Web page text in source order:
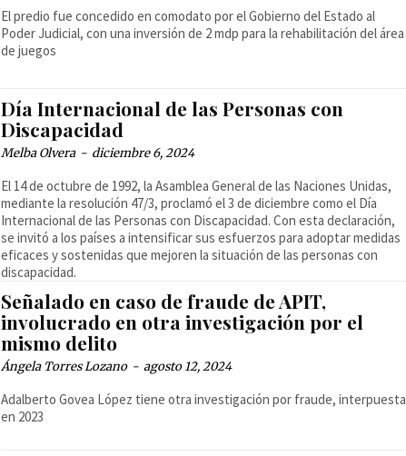
El predio fue concedido en comodato por el Gobierno del Estado al
Poder Judicial, con una inversión de 2 mdp para la rehabilitación del área
de juegos
Día Internacional de las Personas con
Discapacidad
Melba Olvera - diciembre 6, 2024
El 14 de octubre de 1992, la Asamblea General de las Naciones Unidas,
mediante la resolución 47/3, proclamó el 3 de diciembre como el Día
Internacional de las Personas con Discapacidad. Con esta declaración,
se invitó a los países a intensificar sus esfuerzos para adoptar medidas
eficaces y sostenidas que mejoren la situación de las personas con
discapacidad.
Señalado en caso de fraude de APIT,
involucrado en otra investigación por el
mismo delito
Ángela Torres Lozano - agosto 12, 2024
Adalberto Govea López tiene otra investigación por fraude, interpuesta
en 2023